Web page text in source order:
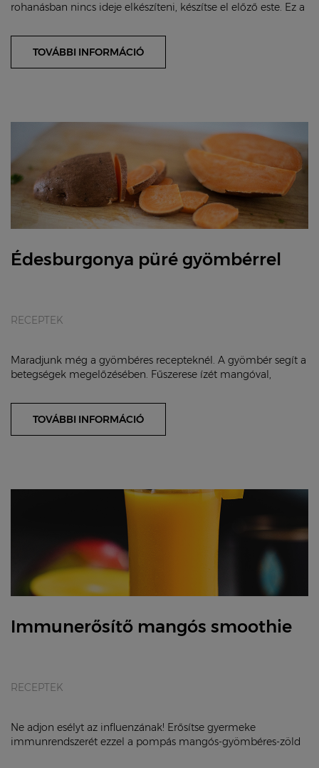
rohanásban nincs ideje elkészíteni, készítse el előző este. Ez a
TOVÁBBI INFORMÁCIÓ
Édesburgonya püré gyömbérrel
RECEPTEK
Maradjunk még a gyömbéres recepteknél. A gyömbér segít a
betegségek megelőzésében. Fűszerese ízét mangóval,
TOVÁBBI INFORMÁCIÓ
Immunerősítő mangós smoothie
RECEPTEK
Ne adjon esélyt az influenzának! Erősítse gyermeke
immunrendszerét ezzel a pompás mangós-gyömbéres-zöld